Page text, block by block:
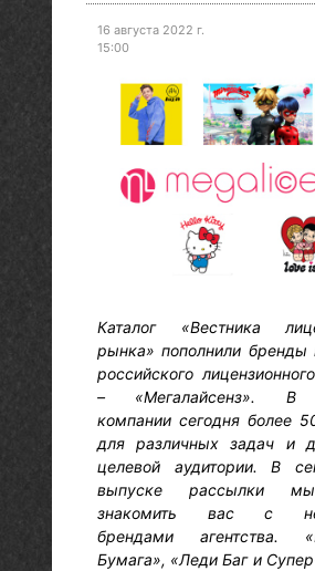
16 августа 2022 г.
15:00
Каталог «Вестника
рынка» пополнили бренды
российского
– «Мегалайсенз». В
компании сегодня более
для различных задач и
целевой аудитории. В
выпуске рассылки
знакомить вас с
брендами агентства.
Бумага», «Леди Баг и